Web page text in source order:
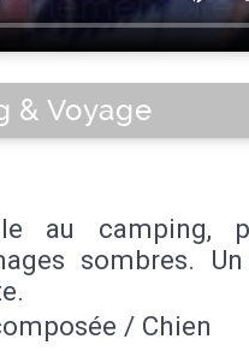
& Voyage
au camping,
sombres.
/ Chien